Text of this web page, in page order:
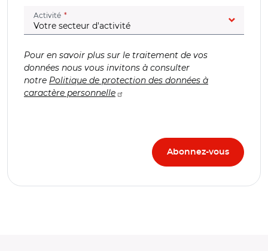
Activité (champ obligatoire)
Pour en savoir plus sur le traitement de vos
données nous vous invitons à consulter
notre Politique de protection des données à
caractère personnelle